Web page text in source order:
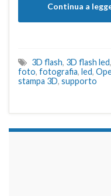
Continua a
3D flash, 3D flash led,
foto, fotografia, led,
stampa 3D, supporto